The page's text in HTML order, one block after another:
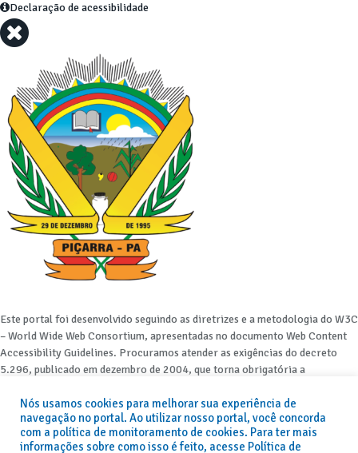
Nós usamos cookies para melhorar sua experiência de
navegação no portal. Ao utilizar nosso portal, você concorda
com a política de monitoramento de cookies. Para ter mais
informações sobre como isso é feito, acesse Política de
Declaração de acessibilidade
Este portal foi desenvolvido seguindo as diretrizes e a metodologia do W3C
– World Wide Web Consortium, apresentadas no documento Web Content
Accessibility Guidelines. Procuramos atender as exigências do decreto
5.296, publicado em dezembro de 2004, que torna obrigatória a
rede mundial de computadores para o uso das pessoas com necessidades
especiais, garantindo-lhes o pleno acesso aos conteúdos disponíveis.